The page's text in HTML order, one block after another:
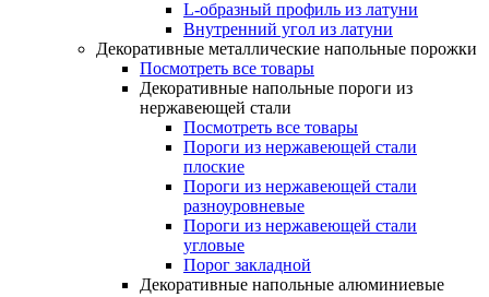
L-образный профиль из латуни
Внутренний угол из латуни
Декоративные металлические напольные порожки
Посмотреть все товары
Декоративные напольные пороги из
нержавеющей стали
Посмотреть все товары
Пороги из нержавеющей стали
плоские
Пороги из нержавеющей стали
разноуровневые
Пороги из нержавеющей стали
угловые
Порог закладной
Декоративные напольные алюминиевые